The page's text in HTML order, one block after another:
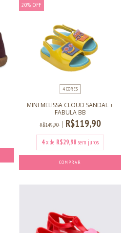
20% OFF
4 CORES
MINI MELISSA CLOUD SANDAL +
FABULA BB
R$149,90 R$119,90
4x de R$29,98 sem juros
COMPRAR